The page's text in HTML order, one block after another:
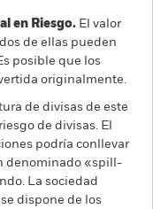
en Riesgo. El valor
de ellas pueden
posible que los
originalmente.
de divisas de este
de divisas. El
podría conllevar
denominado «spill-
La sociedad
dispone de los